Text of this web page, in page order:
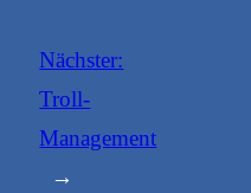
Nächster:
Troll-
Management
→